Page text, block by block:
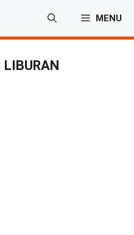
MENU
LIBURAN